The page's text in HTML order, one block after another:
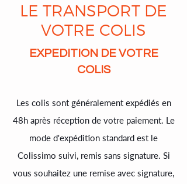
LE TRANSPORT DE
VOTRE COLIS
EXPEDITION DE VOTRE
COLIS
Les colis sont généralement expédiés en
48h après réception de votre paiement. Le
mode d'expédition standard est le
Colissimo suivi, remis sans signature. Si
vous souhaitez une remise avec signature,